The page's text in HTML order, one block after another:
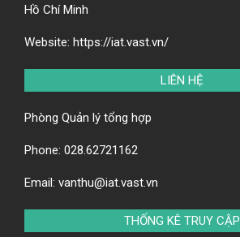
Hồ Chí Minh
Website: https://iat.vast.vn/
LIÊN HỆ
Phòng Quản lý tổng hợp
Phone: 028.62721162
Email: vanthu@iat.vast.vn
THỐNG KÊ TRUY CẬP